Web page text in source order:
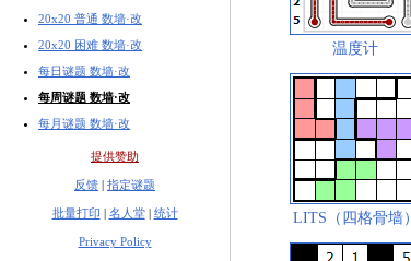
20x20 普通 数墙·改
20x20 困难 数墙·改
每日谜题 数墙·改
每周谜题 数墙·改
每月谜题 数墙·改
提供赞助
反馈 | 指定谜题
批量打印 | 名人堂| 统计
Privacy Policy
温度计
LITS（四格骨墙）